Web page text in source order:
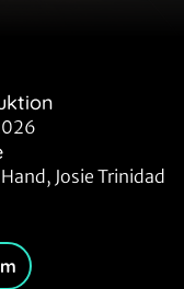
Hand, Josie Trinidad